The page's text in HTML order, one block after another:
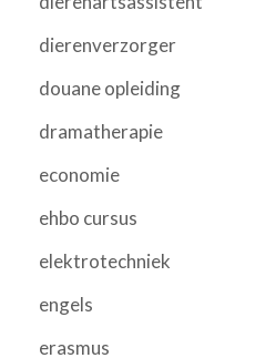
dierenverzorger
douane opleiding
dramatherapie
economie
ehbo cursus
elektrotechniek
engels
erasmus